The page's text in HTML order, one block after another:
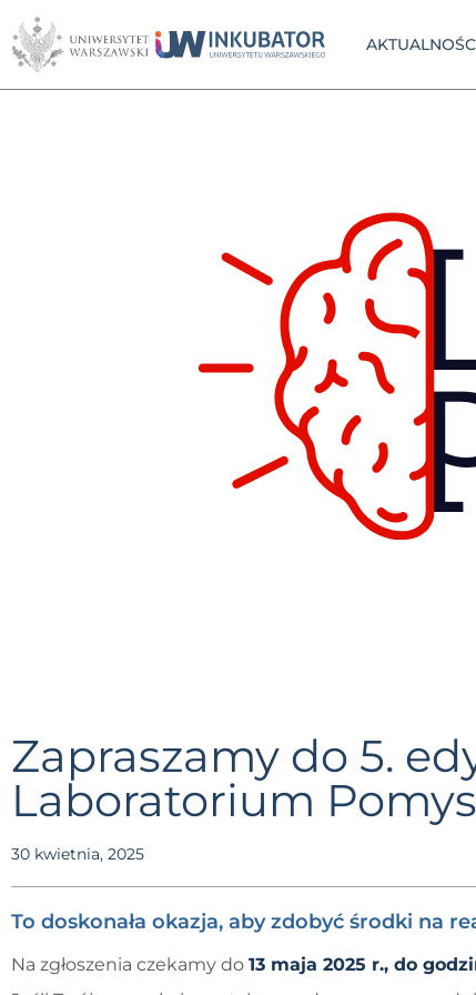
Zapraszamy do 5.
Laboratorium
30 kwietnia, 2025
To doskonała okazja, aby zdobyć środki na
Na zgłoszenia czekamy do 13 maja 2025 r., do